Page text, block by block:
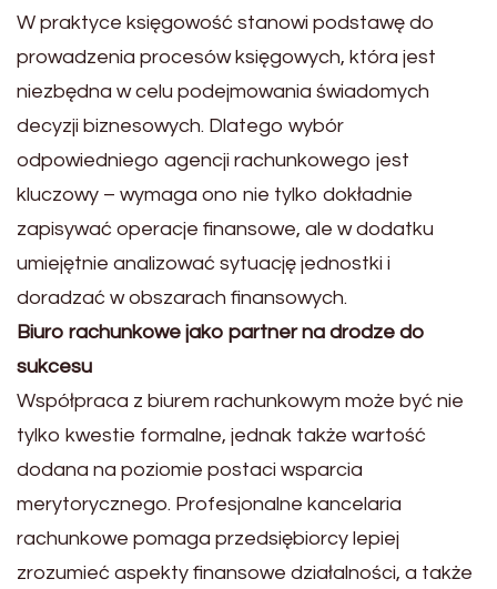
W praktyce księgowość stanowi podstawę do
prowadzenia procesów księgowych, która jest
niezbędna w celu podejmowania świadomych
decyzji biznesowych. Dlatego wybór
odpowiedniego agencji rachunkowego jest
kluczowy – wymaga ono nie tylko dokładnie
zapisywać operacje finansowe, ale w dodatku
umiejętnie analizować sytuację jednostki i
doradzać w obszarach finansowych.
Biuro rachunkowe jako partner na drodze do
sukcesu
Współpraca z biurem rachunkowym może być nie
tylko kwestie formalne, jednak także wartość
dodana na poziomie postaci wsparcia
merytorycznego. Profesjonalne kancelaria
rachunkowe pomaga przedsiębiorcy lepiej
zrozumieć aspekty finansowe działalności, a także